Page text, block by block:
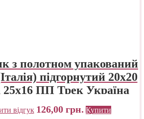
з полотном упакований
підгорнутий 20х20
ПП Трек Україна
відгук 126,00 грн. Купити